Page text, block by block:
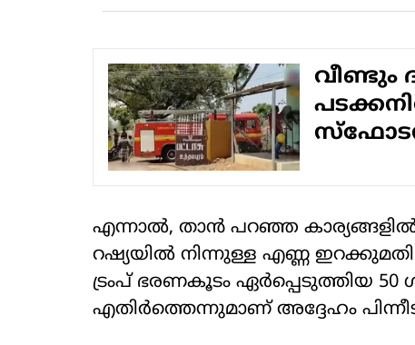
വീണ്ടും
എന്നാല്‍, താന്‍ പറഞ്ഞ കാര്യങ്ങളില്‍
റഷ്യയില്‍ നിന്നുള്ള എണ്ണ ഇറക്കുമതി
ട്രംപ് ഭരണകൂടം ഏര്‍പ്പെടുത്തിയ 50
എതിര്‍ത്തെന്നുമാണ് അദ്ദേഹം